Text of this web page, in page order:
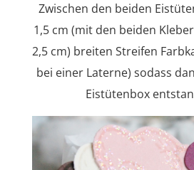
Zwischen den beiden
1,5 cm (mit den beiden
2,5 cm) breiten Streifen
bei einer Laterne) sodass
Eistütenbox